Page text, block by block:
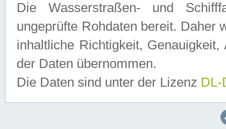
Die Wasserstraßen- und
ungeprüfte Rohdaten bereit. Daher
inhaltliche Richtigkeit,
der Daten übernommen.
Die Daten sind unter der Lizenz